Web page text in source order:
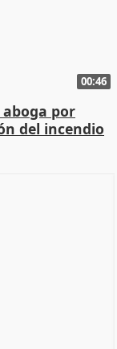
00:46
por
del incendio